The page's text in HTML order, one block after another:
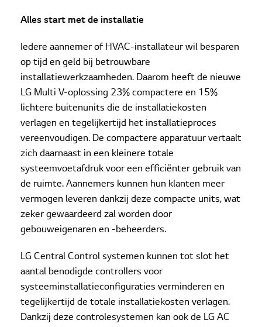
Alles start met de installatie
Iedere aannemer of HVAC-installateur wil besparen
op tijd en geld bij betrouwbare
installatiewerkzaamheden. Daarom heeft de nieuwe
LG Multi V-oplossing 23% compactere en 15%
lichtere buitenunits die de installatiekosten
verlagen en tegelijkertijd het installatieproces
vereenvoudigen. De compactere apparatuur vertaalt
zich daarnaast in een kleinere totale
systeemvoetafdruk voor een efficiënter gebruik van
de ruimte. Aannemers kunnen hun klanten meer
vermogen leveren dankzij deze compacte units, wat
zeker gewaardeerd zal worden door
gebouweigenaren en -beheerders.
LG Central Control systemen kunnen tot slot het
aantal benodigde controllers voor
systeeminstallatieconfiguraties verminderen en
tegelijkertijd de totale installatiekosten verlagen.
Dankzij deze controlesystemen kan ook de LG AC